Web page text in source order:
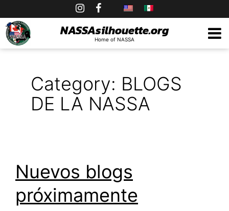
to
content
NASSAsilhouette.org
Home of NASSA
Category: BLOGS
DE LA NASSA
Nuevos blogs
próximamente